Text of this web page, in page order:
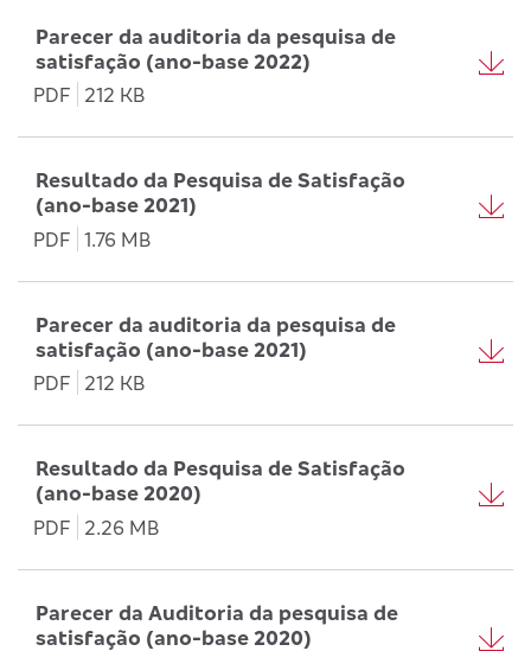
Parecer da auditoria da pesquisa de
satisfação (ano-base 2022)
PDF
212 KB
Resultado da Pesquisa de Satisfação
(ano-base 2021)
PDF 1.76 MB
Parecer da auditoria da pesquisa de
satisfação (ano-base 2021)
PDF
212 KB
Resultado da Pesquisa de Satisfação
(ano-base 2020)
PDF
2.26 MB
Parecer da Auditoria da pesquisa de
satisfação (ano-base 2020)